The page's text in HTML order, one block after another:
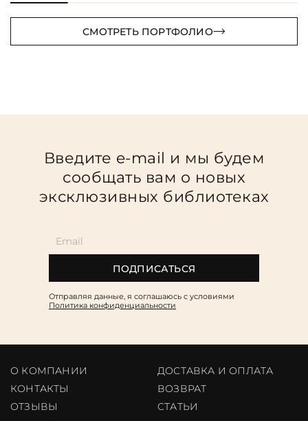
СМОТРЕТЬ ПОРТФОЛИО
Введите e-mail и мы будем
сообщать вам о новых
эксклюзивных библиотеках
ПОДПИСАТЬСЯ
Отправляя данные, я соглашаюсь c условиями
Политика конфиденциальности
О КОМПАНИИ
ДОСТАВКА И ОПЛАТА
КОНТАКТЫ
ВОЗВРАТ
ОТЗЫВЫ
CТАТЬИ